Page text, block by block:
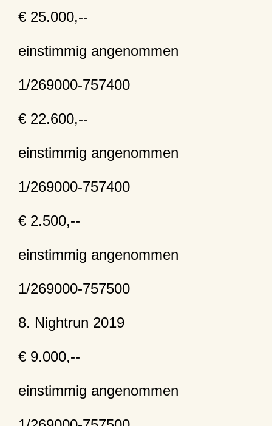
€ 25.000,--
einstimmig angenommen
1/269000-757400
€ 22.600,--
einstimmig angenommen
1/269000-757400
€ 2.500,--
einstimmig angenommen
1/269000-757500
8. Nightrun 2019
€ 9.000,--
einstimmig angenommen